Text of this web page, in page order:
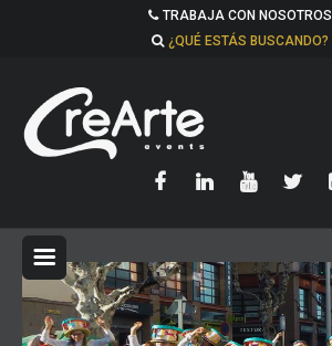
TRABAJA CON NOSOTROS
¿QUÉ ESTÁS BUSCANDO?